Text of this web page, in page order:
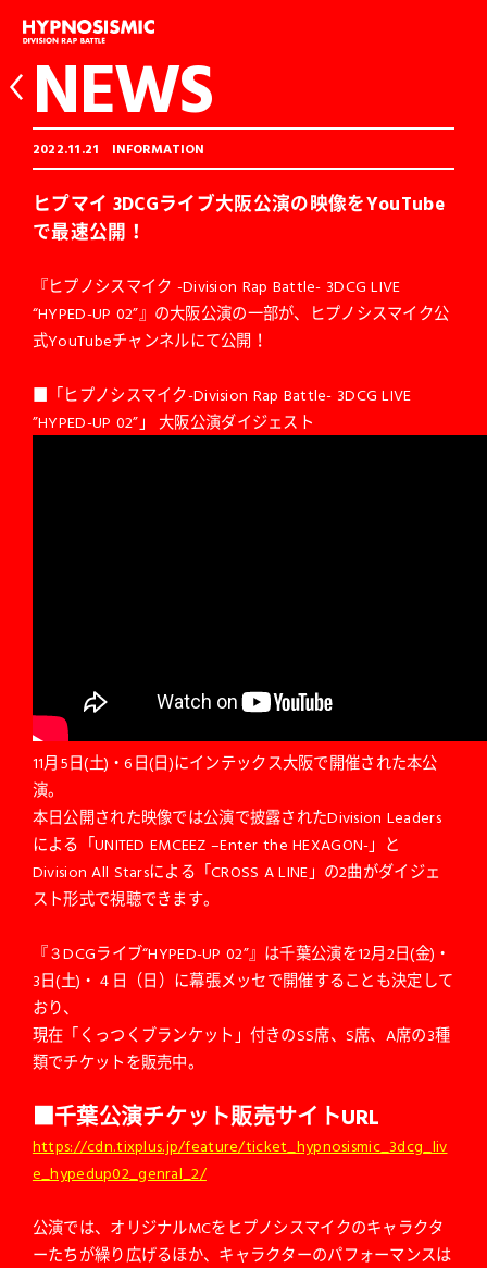
NEWS
2022.11.21 INFORMATION
ヒプマイ 3DCGライブ大阪公演の映像をYouTube
で最速公開！
『ヒプノシスマイク -Division Rap Battle- 3DCG LIVE
“HYPED-UP 02”』の大阪公演の一部が、ヒプノシスマイク公
式YouTubeチャンネルにて公開！
■「ヒプノシスマイク-Division Rap Battle- 3DCG LIVE
”HYPED-UP 02”」 大阪公演ダイジェスト
11月5日(土)・6日(日)にインテックス大阪で開催された本公
演。
本日公開された映像では公演で披露されたDivision Leaders
による「UNITED EMCEEZ –Enter the HEXAGON-」と
Division All Starsによる「CROSS A LINE」の2曲がダイジェ
スト形式で視聴できます。
『３DCGライブ“HYPED-UP 02”』は千葉公演を12月2日(金)・
3日(土)・４日（日）に幕張メッセで開催することも決定して
おり、
現在「くっつくブランケット」付きのSS席、S席、A席の3種
類でチケットを販売中。
■千葉公演チケット販売サイトURL
https://cdn.tixplus.jp/feature/ticket_hypnosismic_3dcg_liv
e_hypedup02_genral_2/
公演では、オリジナルMCをヒプノシスマイクのキャラクタ
ーたちが繰り広げるほか、キャラクターのパフォーマンスは